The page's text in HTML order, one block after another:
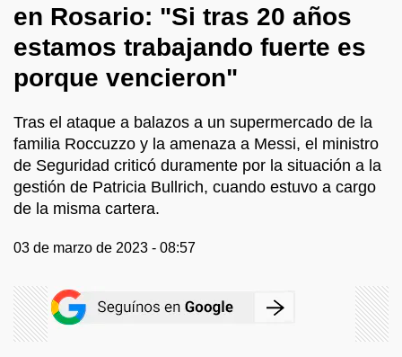
en Rosario: "Si tras 20 años
estamos trabajando fuerte es
porque vencieron"
Tras el ataque a balazos a un supermercado de la
familia Roccuzzo y la amenaza a Messi, el ministro
de Seguridad criticó duramente por la situación a la
gestión de Patricia Bullrich, cuando estuvo a cargo
de la misma cartera.
03 de marzo de 2023 - 08:57